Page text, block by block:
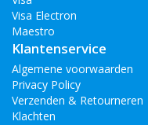
Samsung Galaxy J7 2018
Samsung Galaxy A8s
Samsung Galaxy A9 2018
Visa Electron
Maestro
Klantenservice
Algemene voorwaarden
Privacy Policy
Verzenden & Retourneren
Klachten